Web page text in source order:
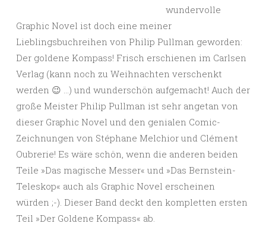
wundervolle
Graphic Novel ist doch eine meiner
Lieblingsbuchreihen von Philip Pullman geworden:
Der goldene Kompass! Frisch erschienen im Carlsen
Verlag (kann noch zu Weihnachten verschenkt
werden 😉 …) und wunderschön aufgemacht! Auch der
große Meister Philip Pullman ist sehr angetan von
dieser Graphic Novel und den genialen Comic-
Zeichnungen von Stéphane Melchior und Clément
Oubrerie! Es wäre schön, wenn die anderen beiden
Teile »Das magische Messer« und »Das Bernstein-
Teleskop« auch als Graphic Novel erscheinen
würden ;-). Dieser Band deckt den kompletten ersten
Teil »Der Goldene Kompass« ab.